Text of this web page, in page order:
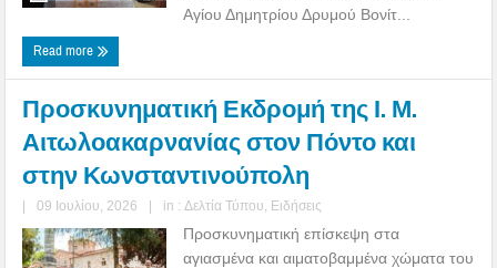
Αγίου Δημητρίου Δρυμού Βονίτ...
Read more
Προσκυνηματική Εκδρομή της Ι. Μ.
Αιτωλοακαρνανίας στον Πόντο και
στην Κωνσταντινούπολη
| 09 Ιουλίου, 2026 | in : Δελτία Τύπου Ειδήσεις
Προσκυνηματική επίσκεψη στα
αγιασμένα και αιματοβαμμένα χώματα του